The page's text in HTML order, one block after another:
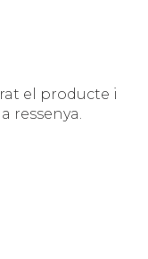
el producte i
ressenya.